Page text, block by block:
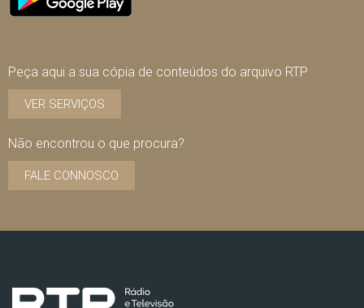
Peça aqui a sua cópia de conteúdos do arquivo RTP
VER SERVIÇOS
Não encontrou o que procura?
FALE CONNOSCO